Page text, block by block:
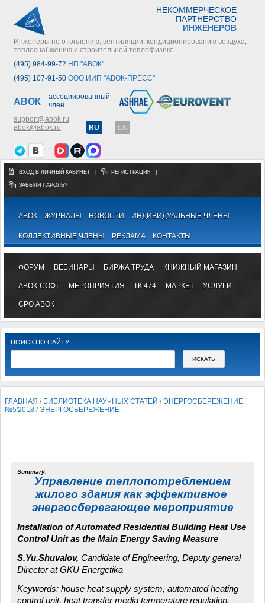
НЕКОММЕРЧЕСКОЕ
ПАРТНЕРСТВО
ИНЖЕНЕРОВ
Инженеры по отоплению, вентиляции, кондиционированию воздуха,
теплоснабжению и строительной теплофизике
(495) 984-99-72 НП "АВОК"
(495) 107-91-50 ООО ИИП "АВОК-ПРЕСС"
АВОК
ассоциированный
член
support@abok.ru
abok@abok.ru
RU EN
ВХОД В ЛИЧНЫЙ КАБИНЕТ РЕГИСТРАЦИЯ
ЗАБЫЛИ ПАРОЛЬ?
АВОК ЖУРНАЛЫ НОВОСТИ ИНДИВИДУАЛЬНЫЕ ЧЛЕНЫ
КОЛЛЕКТИВНЫЕ ЧЛЕНЫ РЕКЛАМА КОНТАКТЫ
ФОРУМ ВЕБИНАРЫ БИРЖА ТРУДА КНИЖНЫЙ МАГАЗИН
АВОК-СОФТ МЕРОПРИЯТИЯ ТК 474 МАРКЕТ УСЛУГИ
СРО АВОК
ПОИСК ПО САЙТУ
ГЛАВНАЯ / БИБЛИОТЕКА НАУЧНЫХ СТАТЕЙ /ЭНЕРГОСБЕРЕЖЕНИЕ
№5'2018 /ЭНЕРГОСБЕРЕЖЕНИЕ
Summary:
Управление теплопотреблением
жилого здания как эффективное
энергосберегающее мероприятие
Installation of Automated Residential Building Heat Use
Control Unit as the Main Energy Saving Measure
S.Yu.Shuvalov, Candidate of Engineering, Deputy general
Director at GKU Energetika
Keywords: house heat supply system, automated heating
control unit, heat transfer media temperature regulation,